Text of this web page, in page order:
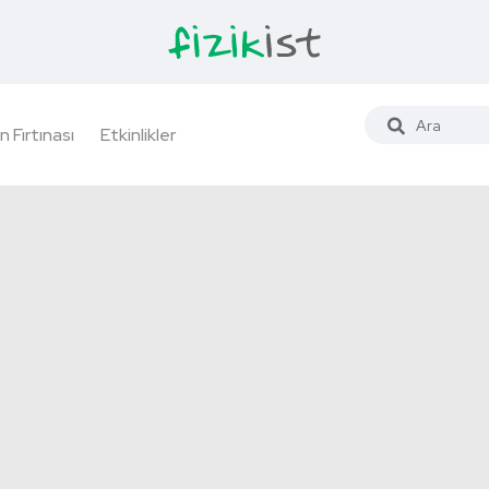
Fırtınası Etkinlikler